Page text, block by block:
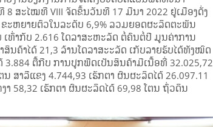
ສະໄໝທີ VIII ຈັດຂຶ້ນວັນທີ 17 ມີນາ 2022 ຢູ່ເມືອງດັ່ງ
ະຫຍາຍຕົວໃນລະດັບ 6,9% ລວມຍອດຜະລິດຕະພັນ
ທົ່າກັບ 2.616 ໂດລາສະຫະລັດ ຕໍ່ຄົນຕໍ່ປີ ມູນຄ່າການ
ນຄ້າໄດ້ 21,3 ລ້ານໂດລາສະະລັດ ເກັບລາຍຮັບໄດ້ທັງໝົດ
3.884 ຕື້ກີບ ການປູກພືດເປັນສິນຄ້າມີເນື້ອທີ່ 32.025,72
ສາລີແຂງ 4.744,93 ເຮັກຕາ ຜົນຜະລິດໄດ້ 26.097.11
58,32 ເຮັກຕາ ຜົນຜະລິດໄດ້ 69,98 ໂຕນ ຖົ່ວດິນ